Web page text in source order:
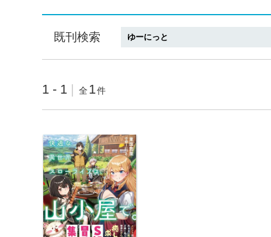
既刊検索
1 - 1 | 全 1件